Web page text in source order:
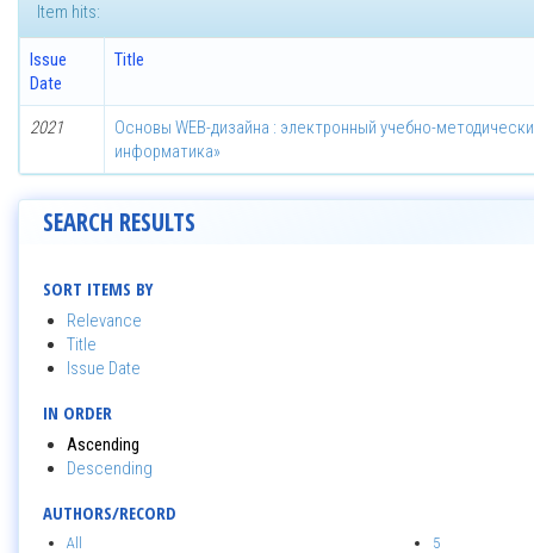
Item hits:
Issue
Date
Title
2021
Основы WEB-дизайна : электронный учебно-
информатика»
SEARCH RESULTS
SORT ITEMS BY
Relevance
Title
Issue Date
IN ORDER
Ascending
Descending
AUTHORS/RECORD
All
5